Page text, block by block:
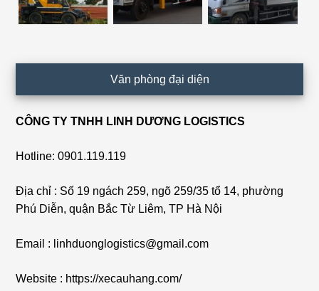
Văn phòng đại diện
CÔNG TY TNHH LINH DƯƠNG LOGISTICS
Hotline: 0901.119.119
Địa chỉ : Số 19 ngách 259, ngõ 259/35 tổ 14, phường
Phú Diễn, quận Bắc Từ Liêm, TP Hà Nội
Email : linhduonglogistics@gmail.com
Website : https://xecauhang.com/